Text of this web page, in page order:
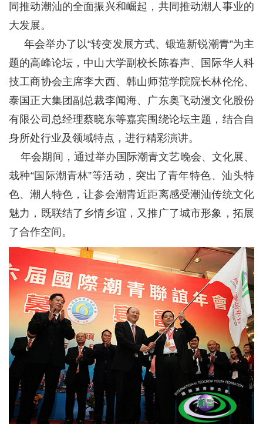
同推动潮汕的全面振兴和崛起，共同推动潮人事业的
大发展。
年会举办了以“转变发展方式、锻造新锐潮青”为主
题的高峰论坛，中山大学副校长陈春声、国际华人科
技工商协会主席李大西、韩山师范学院院长林伦伦、
泰国正大集团副总裁李闻海、广东奥飞动漫文化股份
有限公司总经理蔡晓东等嘉宾围绕论坛主题，结合自
身所处行业及领域特点，进行精彩演讲。
年会期间，通过举办国际潮青文艺晚会、文化展、
栽种“国际潮青林”等活动，突出了青年特色、汕头特
色、潮人特色，让参会潮青近距离感受潮汕传统文化
魅力，既联结了乡情乡谊，又推广了城市形象，拓展
了合作空间。